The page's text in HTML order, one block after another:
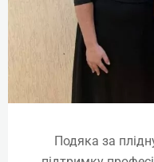
Подяка за